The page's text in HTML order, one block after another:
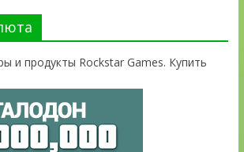
и продукты Rockstar Games. Купить